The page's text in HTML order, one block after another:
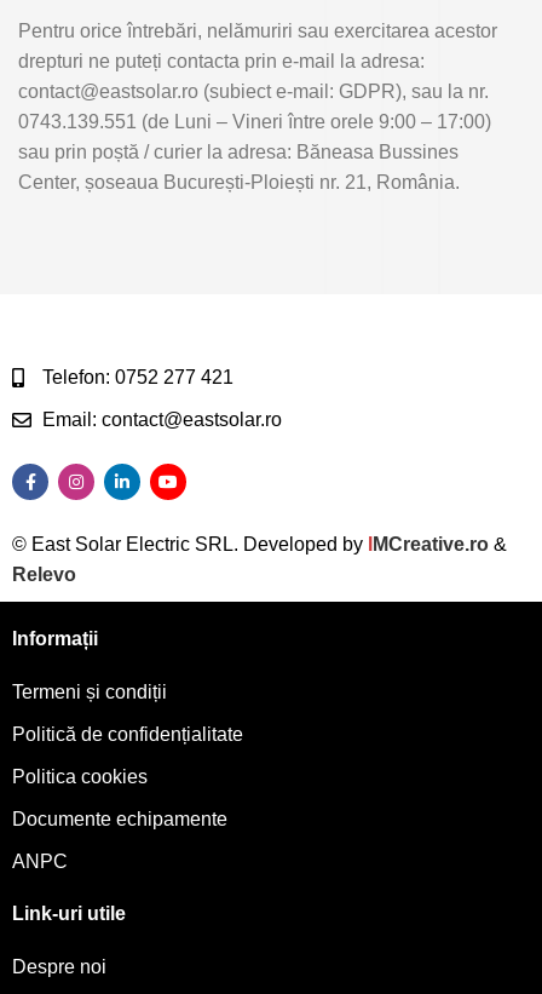
Pentru orice întrebări, nelămuriri sau exercitarea acestor
drepturi ne puteți contacta prin e-mail la adresa:
contact@eastsolar.ro (subiect e-mail: GDPR), sau la nr.
0743.139.551 (de Luni – Vineri între orele 9:00 – 17:00)
sau prin poștă / curier la adresa: Băneasa Bussines
Center, șoseaua București-Ploiești nr. 21, România.
Telefon: 0752 277 421
Email: contact@eastsolar.ro
© East Solar Electric SRL. Developed by MCreative.ro &
Relevo
Informații
Termeni și condiții
Politică de confidențialitate
Politica cookies
Documente echipamente
ANPC
Link-uri utile
Despre noi